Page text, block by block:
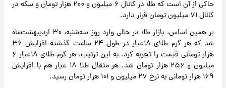
حاکی از آن است که طلا در کانال ۶ میلیون و ۲۰۰ هزار تومان و سکه در
کانال ۷۱ میلیون تومان قرار دارد.
بر همین اساس، بازار طلا در حالی وارد روز سه‌شنبه، ۳۰ اردیبهشت‌ماه
شد که هر گرم طلای ۱۸عیار در طول ۲۴ ساعت گذشته افزایش ۳۶
هزار تومانی قیمت را تجربه کرد. به این ترتیب، هر گرم طلای ۱۸عیار ۶
میلیون و ۲۵۶ هزار تومان شد. هر مثقال طلا ۱۸ عیار هم با افزایش
۱۶۹ هزار تومانی به نرخ ۲۷ میلیون و ۱۰۱ هزار تومان رسید.